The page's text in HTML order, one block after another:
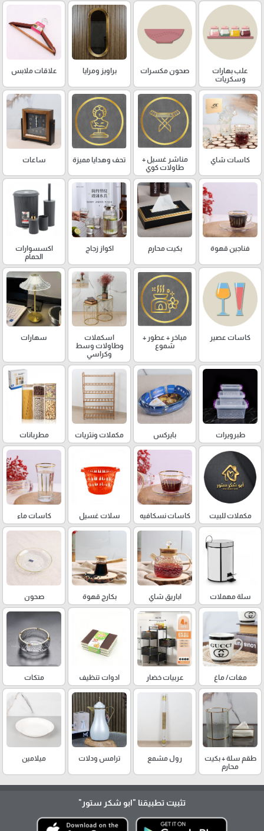
علب بهارات
وسكريات
صحون مكسرات براويز ومرايا علاقات ملابس
كاسات شاي
مناشر غسيل +
طاولات كوي
تحف وهدايا مميزة ساعات
فناجين قهوة بكيت محارم اكواز زجاج
اكسسوارات
الحمام
كاسات عصير
مباخر + عطور +
شموع
اسكملات
وطاولات وسط
وكراسي
سهارات
طبرويرات بايركس مكملات ونثريات مطربانات
مكملات للبيت كاسات نسكافيه سلات غسيل كاسات ماء
سلة مهملات اباريق شاي بكارج قهوة صحون
مغات/ ماغ عربيات خضار ادوات تنظيف متكات
طقم سلة + بكيت
محارم
رول مشمع ترامس ودلات ميلامين
تثبيت تطبيقنا "ابو شكر ستور"